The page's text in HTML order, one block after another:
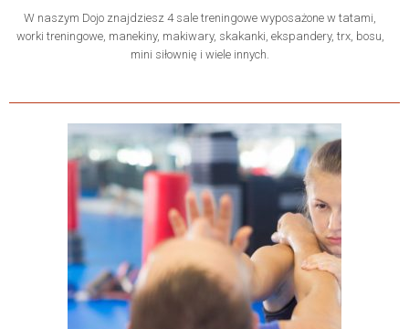
W naszym Dojo znajdziesz 4 sale treningowe wyposażone w tatami,
worki treningowe, manekiny, makiwary, skakanki, ekspandery, trx, bosu,
mini siłownię i wiele innych.